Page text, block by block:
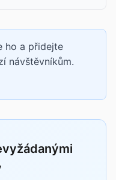
ho a přidejte
návštěvníkům.